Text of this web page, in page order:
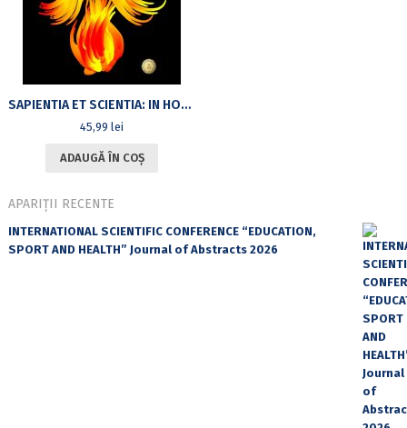
SAPIENTIA ET SCIENTIA: IN HONOREM LUCIAE WALD
45,99lei
ADAUGĂ ÎN COȘ
APARIȚII RECENTE
INTERNATIONAL SCIENTIFIC CONFERENCE “EDUCATION,
SPORT AND HEALTH” Journal of Abstracts 2026